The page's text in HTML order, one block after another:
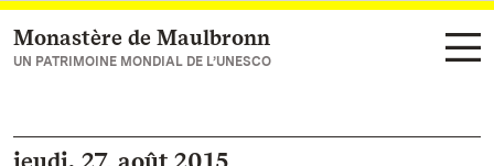
Vers la page d’accueil
Monastère de Maulbronn
UN PATRIMOINE MONDIAL DE L’UNESCO